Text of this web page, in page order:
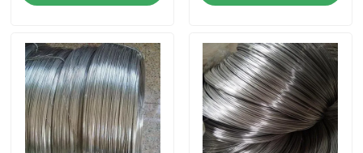
منتجات
معلومات عنا